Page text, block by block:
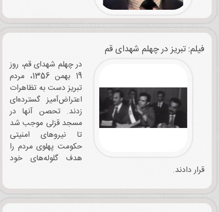
فیلم: تبریز در چهلم شهدای قم
در چهلم شهدای قم، روز
19 بهمن 1356، مردم
تبریز دست به تظاهرات
اعتراض‌آمیز گسترده‌ای
زدند. تحصن آنها در
مسجد قزلی موجب شد
تا نیروهای امنیتی
حکومت پهلوی مردم را
هدف گلوله‌های خود
قرار دادند.